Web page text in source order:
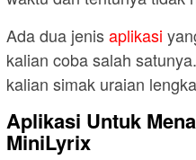
Ada dua jenisaplikasi
kalian coba salah
kalian simak uraian
Aplikasi Untuk
MiniLyrix